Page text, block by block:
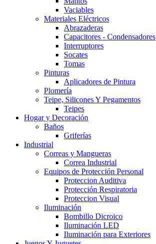
Vaciables
Materiales Eléctricos
Abrazaderas
Capacitores - Condensadores
Interruptores
Socates
Tomas
Pinturas
Aplicadores de Pintura
Plomería
Teipe, Silicones Y Pegamentos
Teipes
Hogar y Decoración
Baños
Griferías
Industrial
Correas y Mangueras
Correa Industrial
Equipos de Protección Personal
Proteccion Auditiva
Protección Respiratoria
Proteccion Visual
Iluminación
Bombillo Dicroico
Iluminación LED
Iluminación para Exteriores